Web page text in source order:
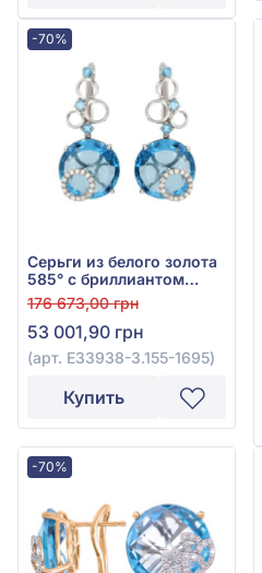
-70%
Серьги из белого золота
585° с бриллиантом
0,16ct и топазом Swiss
Blue 12,59ct, арт.
E33938-3.155-1695
176 673,00 грн
53 001,90 грн
(арт. E33938-3.155-1695)
Купить
-70%